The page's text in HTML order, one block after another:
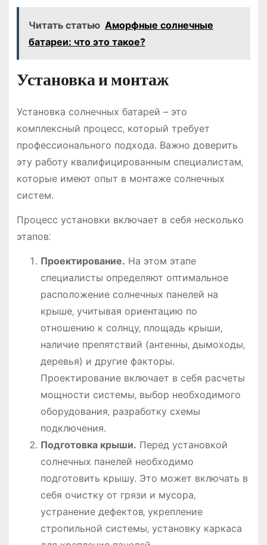
Читать статью Аморфные солнечные
батареи: что это такое?
Установка и монтаж
Установка солнечных батарей – это
комплексный процесс‚ который требует
профессионального подхода. Важно доверить
эту работу квалифицированным специалистам‚
которые имеют опыт в монтаже солнечных
систем.
Процесс установки включает в себя несколько
этапов⁚
Проектирование. На этом этапе
специалисты определяют оптимальное
расположение солнечных панелей на
крыше‚ учитывая ориентацию по
отношению к солнцу‚ площадь крыши‚
наличие препятствий (антенны‚ дымоходы‚
деревья) и другие факторы.
Проектирование включает в себя расчеты
мощности системы‚ выбор необходимого
оборудования‚ разработку схемы
подключения.
Подготовка крыши. Перед установкой
солнечных панелей необходимо
подготовить крышу. Это может включать в
себя очистку от грязи и мусора‚
устранение дефектов‚ укрепление
стропильной системы‚ установку каркаса